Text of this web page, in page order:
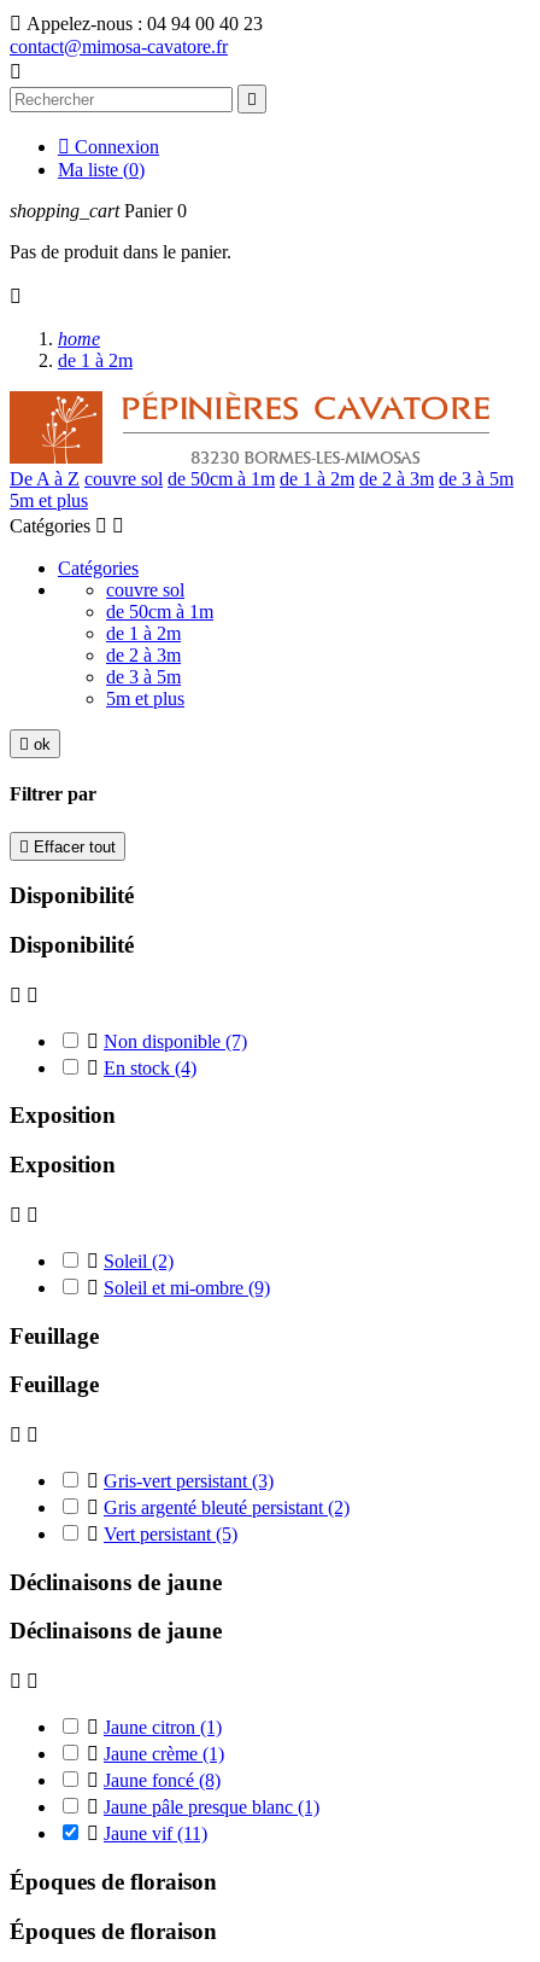
 Appelez-nous : 04 94 00 40 23
contact@mimosa-cavatore.fr


 Connexion
Ma liste (0)
shopping_cart Panier 0
Pas de produit dans le panier.

home
de 1 à 2m
De A à Z couvre sol de 50cm à 1m de 1 à 2m de 2 à 3m de 3 à 5m
5m et plus
Catégories  
Catégories
couvre sol
de 50cm à 1m
de 1 à 2m
de 2 à 3m
de 3 à 5m
5m et plus
 ok
Filtrer par
 Effacer tout
Disponibilité
Disponibilité
 
 Non disponible (7)
 En stock (4)
Exposition
Exposition
 
 Soleil (2)
 Soleil et mi-ombre (9)
Feuillage
Feuillage
 
 Gris-vert persistant (3)
 Gris argenté bleuté persistant (2)
 Vert persistant (5)
Déclinaisons de jaune
Déclinaisons de jaune
 
 Jaune citron (1)
 Jaune crème (1)
 Jaune foncé (8)
 Jaune pâle presque blanc (1)
 Jaune vif(11)
Époques de floraison
Époques de floraison